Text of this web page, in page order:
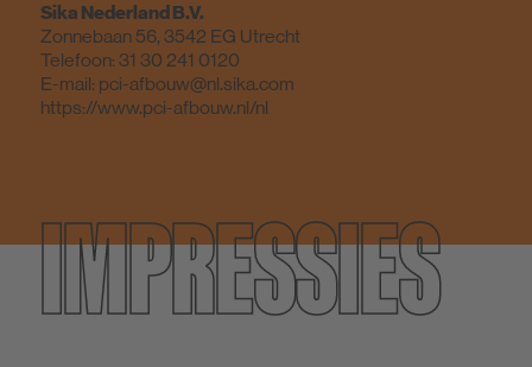
Sika Nederland B.V.
Zonnebaan 56, 3542 EG Utrecht
Telefoon: 31 30 241 0120
E-mail: pci-afbouw@nl.sika.com
https://www.pci-afbouw.nl/nl
IMPRESSIES